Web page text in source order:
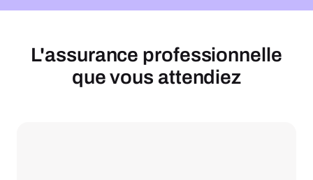
L'assurance professionnelle
que vous attendiez